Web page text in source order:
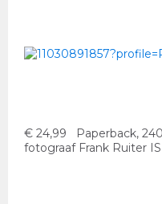
€ 24,99 Paperback,
fotograaf Frank Ruiter